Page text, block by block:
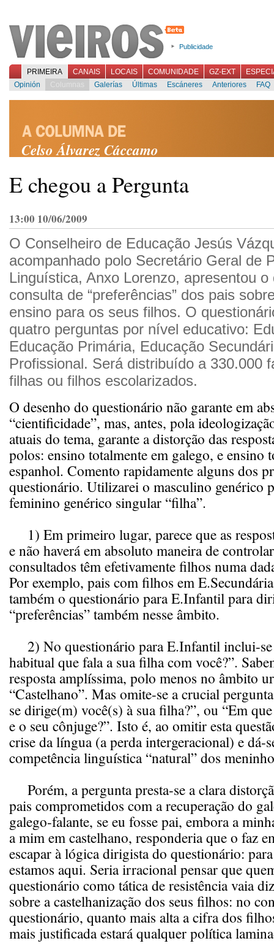
Publicidade
PRIMEIRA CANAIS LOCAIS COMUNIDADE GZ-EXT
Opinión
Columnas Galerías Últimas Escáneres Anteriores FAQ
Celso Álvarez Cáccamo
E chegou a Pergunta
13:00 10/06/2009
O Conselheiro de Educação Jesús
acompanhado polo Secretário Geral de
Linguística, Anxo Lorenzo, apresentou o
consulta de “preferências” dos pais
ensino para os seus filhos. O
quatro perguntas por nível educativo:
Educação Primária, Educação
Profissional. Será distribuído a 330.000
filhas ou filhos escolarizados.
O desenho do questionário não garante em
“cientificidade”, mas, antes, pola
atuais do tema, garante a distorção das
polos: ensino totalmente em galego, e ensino
espanhol. Comento rapidamente alguns dos
questionário. Utilizarei o masculino genérico
feminino genérico singular “filha”.
1) Em primeiro lugar, parece que as
e não haverá em absoluto maneira de
consultados têm efetivamente filhos numa
Por exemplo, pais com filhos em
também o questionário para E.Infantil para
“preferências” também nesse âmbito.
2) No questionário para E.Infantil inclui-se
habitual que fala a sua filha com você?”.
resposta amplíssima, polo menos no âmbito
“Castelhano”. Mas omite-se a crucial
se dirige(m) você(s) à sua filha?”, ou “Em
e o seu cônjuge?”. Isto é, ao omitir esta
crise da língua (a perda intergeracional) e dá-
competência linguística “natural” dos
Porém, a pergunta presta-se a clara
pais comprometidos com a recuperação do
galego-falante, se eu fosse pai, embora a
a mim em castelhano, responderia que o faz
escapar à lógica dirigista do questionário:
estamos aqui. Seria irracional pensar que
questionário como tática de resistência vaia
sobre a castelhanização dos seus filhos: no
questionário, quanto mais alta a cifra dos
mais justificada estará qualquer política